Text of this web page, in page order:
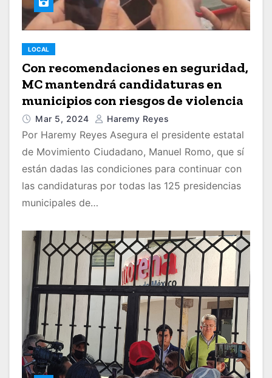
LOCAL
Con recomendaciones en seguridad,
MC mantendrá candidaturas en
municipios con riesgos de violencia
Mar 5, 2024 Haremy Reyes
Por Haremy Reyes Asegura el presidente estatal
de Movimiento Ciudadano, Manuel Romo, que sí
están dadas las condiciones para continuar con
las candidaturas por todas las 125 presidencias
municipales de…